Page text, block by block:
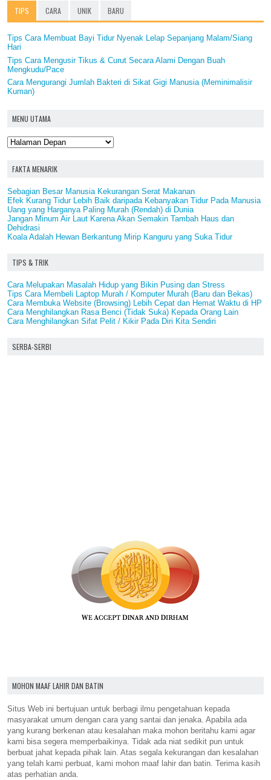
TIPS CARA UNIK BARU
Tips Cara Membuat Bayi Tidur Nyenak Lelap Sepanjang Malam/Siang
Hari
Tips Cara Mengusir Tikus & Curut Secara Alami Dengan Buah
Mengkudu/Pace
Cara Mengurangi Jumlah Bakteri di Sikat Gigi Manusia (Meminimalisir
Kuman)
MENU UTAMA
FAKTA MENARIK
Sebagian Besar Manusia Kekurangan Serat Makanan
Efek Kurang Tidur Lebih Baik daripada Kebanyakan Tidur Pada Manusia
Uang yang Harganya Paling Murah (Rendah) di Dunia
Jangan Minum Air Laut Karena Akan Semakin Tambah Haus dan
Dehidrasi
Koala Adalah Hewan Berkantung Mirip Kanguru yang Suka Tidur
TIPS & TRIK
Cara Melupakan Masalah Hidup yang Bikin Pusing dan Stress
Tips Cara Membeli Laptop Murah / Komputer Murah (Baru dan Bekas)
Cara Membuka Website (Browsing) Lebih Cepat dan Hemat Waktu di HP
Cara Menghilangkan Rasa Benci (Tidak Suka) Kepada Orang Lain
Cara Menghilangkan Sifat Pelit / Kikir Pada Diri Kita Sendiri
SERBA-SERBI
MOHON MAAF LAHIR DAN BATIN
Situs Web ini bertujuan untuk berbagi ilmu pengetahuan kepada
masyarakat umum dengan cara yang santai dan jenaka. Apabila ada
yang kurang berkenan atau kesalahan maka mohon beritahu kami agar
kami bisa segera memperbaikinya. Tidak ada niat sedikit pun untuk
berbuat jahat kepada pihak lain. Atas segala kekurangan dan kesalahan
yang telah kami perbuat, kami mohon maaf lahir dan batin. Terima kasih
atas perhatian anda.